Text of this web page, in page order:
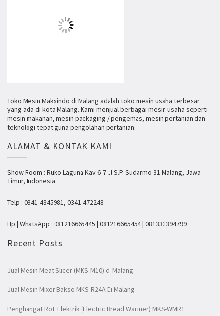
Toko Mesin Maksindo di Malang adalah toko mesin usaha terbesar
yang ada di kota Malang. Kami menjual berbagai mesin usaha seperti
mesin makanan, mesin packaging / pengemas, mesin pertanian dan
teknologi tepat guna pengolahan pertanian.
ALAMAT & KONTAK KAMI
Show Room : Ruko Laguna Kav 6-7 Jl S.P. Sudarmo 31 Malang, Jawa
Timur, Indonesia
Telp : 0341-4345981, 0341-472248
Hp | WhatsApp : 081216665445 | 081216665454 | 081333394799
Recent Posts
Jual Mesin Meat Slicer (MKS-M10) di Malang
Jual Mesin Mixer Bakso MKS-R24A Di Malang
Penghangat Roti Elektrik (Electric Bread Warmer) MKS-WMR1